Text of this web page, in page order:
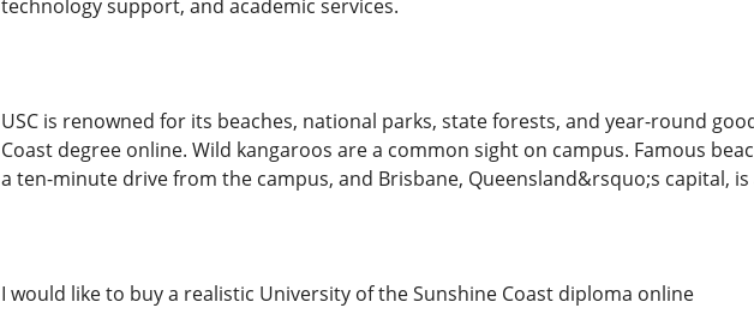
technology support, and academic services.
USC is renowned for its beaches, national parks, state forests, and year-round
Coast degree online. Wild kangaroos are a common sight on campus. Famous
a ten-minute drive from the campus, and Brisbane, Queensland&rsquo;s capital,
I would like to buy a realistic University of the Sunshine Coast diploma online